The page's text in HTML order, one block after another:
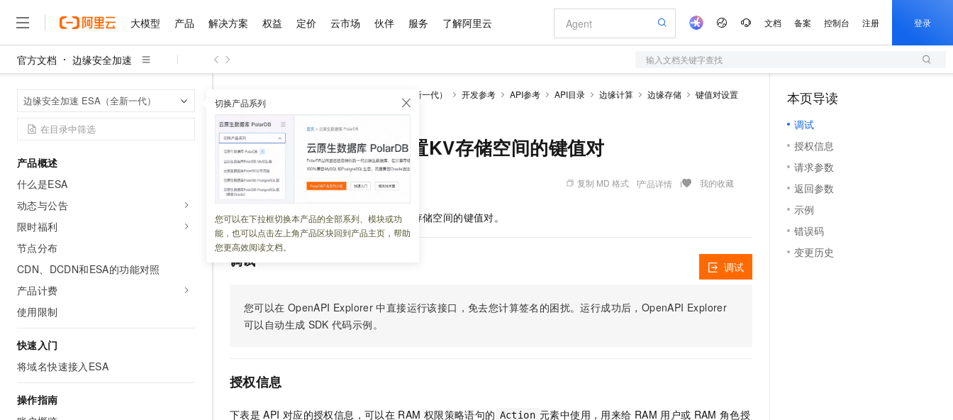
大模型 产品 解决方案 权益 定价 云市场 伙伴 服务 了解阿里云 文档 备案 控制台 注册 登录
官方文档 边缘安全加速 输入文档关键字查找
边缘安全加速 ESA（全新一代） 切换产品系列
您可以在下拉框切换本产品的全部系列、模块或功
能，也可以点击左上角产品区块回到产品主页，帮助
您更高效阅读文档。
产品概述
什么是ESA
动态与公告
限时福利
节点分布
CDN、DCDN和ESA的功能对照
产品计费
使用限制
快速入门
将域名快速接入ESA
操作指南
边缘安全加速 ESA（全新一代） 开发参考 API参考 API目录 边缘计算 边缘存储
键值对设置
BatchPutKv - 批量设置KV存储空间的键值对
BatchPutKv - 批量设置KV存储空间的键值对
更新时间：2026-07-27 16:50:33 复制 MD 格式 产品详情 我的收藏
根据指定的键名列表来批量设置指定 KV 存储空间的键值对。
调试
您可以在 OpenAPI Explorer 中直接运行该接口，免去您计算签名的困扰。运行成功后，OpenAPI Explorer
可以自动生成 SDK 代码示例。
调试
授权信息
下表是 API 对应的授权信息，可以在 RAM 权限策略语句的 Action 元素中使用，用来给 RAM 用户或 RAM 角色授
本页导读
调试
授权信息
请求参数
返回参数
示例
错误码
变更历史
大模型
大模型服务平台百炼
大模型
文本生成
Qwen3.8-Max HOT
智能体时代全能旗舰模型
Qwen3.7-Plus
Qwen3-VL-Plus
视觉 Coding、空间感知、多模态思考等全面升级
Kimi-K3 NEW
Kimi 最新旗舰模型，长程编程与推理利器
GLM-5.2
图片和视频生成
Wan2.7-T2V
语音识别与合成
Qwen3-TTS-Flash
大模型服务
千问AI平台-Token Plan NEW 大模型服务平台百炼-应用模版 Qoder HOT
产品
精选产品
人工智能与机器学习
容器
存储
网络与CDN
中间件
数据库
精选产品
大模型服务平台百炼
大模型服务与应用平台
千问大模型
多元化、高性能、安全可靠的大模型服务
无影云电脑
随时随地安全接入的云上超级电脑
云解析DNS
面向分析的企业级SaaS模式云数据仓库
域名与网站
对象存储 OSS
一站式AI开发、训练和推理服务
Qoder CN
提供一站式管理容器应用的 K8s 服务
云数据库 RDS
100%兼容MySQL、PostgreSQL，兼容Oracle，支持集中和分布式
云原生的云上边界网络安全防护产品
轻量应用服务器
数字证书管理服务（原SSL证书）
实现全站HTTPS，呈现可信的WEB访问
短信服务
大数据开发治理平台 DataWorks
解决方案
精选解决方案
AI
大数据
现代化应用
可观测
企业出海
精选解决方案
千问办公，解锁你的工作新方式
企业级Agent产品，直接交付可用成果
Agency Agents：拥有专属领域专家
多领域专家智能体,一键组建 AI 虚拟交付团队
HappyHorse 打造一站式影视创作平台
快速拥有专属 OpenClaw
睿译宝，AI翻译排版一步到位
GLM-5.2：长任务时代开源旗舰模型
自主进化，持久记忆，越用越聪明
Claude Code + GStack 打造工程团队
即刻拥有 DeepSeek-V4-Pro
以可视化方式快速构建移动和 PC 门户网站
一句话生成原生可编辑精美 PPT 文稿
输入一句话想法, 轻松生成专业的 PPT
一键部署幻兽帕鲁游戏服务器
一键购买专属联机服务器，轻松开启游戏
漫剧工坊：一站式动画创作平台
快速生产连贯的高质量长漫剧
10 分钟搭建微信、支付宝小程序
高效部署网站，快速应用到小程序
权益 普惠上云
普惠上云 官方力荐
云服务器38元/年起，超值低价云产品抢先购
官方推荐返现计划
推荐新用户得奖励，单订单最高返9万
云工开物
高校专属算力普惠，学生认证享300元代金券
免费试用
最高领取价值200元试用点，立即开启云上创新
AI 产品 免费试用
140+云产品 免费试用
产品新客免费试用，最长12个月
大模型ACA认证体验
AI 特惠
智启 AI 普惠权益
阿里云 OPC 创新助力计划
至高百万元 Token 补贴，加速一人公司成长
Qwen3.8-Max 首发尝鲜，限时加量 10 倍，夜间低至2折
千问办公，限时限量积分加倍
送.CN域名，送备案服务码
AI 场景体验
AI 电商营销
0 代码专业建站，无忧落地极速上线
AI助力短剧漫剧创作，剧本、分镜、视频高效生成
AI 活动
AI 生产力先锋
先锋实践拓展 AI 生产力的边界
飞天发布时刻
所见，即是所愿
AI 实训营
从基础到进阶，Agent 创客手把手教你
创新加速
定价 产品定价
了解云产品的定价详情
云上成本管理
管理和优化成本
价格计算器
自助选配和估算价格
价格优势
推动算力普惠，释放技术红利
配置报价器
一站式生成采购清单，支持单品或批量购买
阿里云 OPC 创新助力计划
Token 补贴，五大权
益加速 OPC 成功
云市场 精选商城
网站建设
多端小程序
Salesforce 国际版订阅
友盟天域
观测云
Tuya 物联网平台阿里云版
蓝凌 OA
数据与 API
数据集
身份实名认证
短信
OCR 文字识别
发票查验
OA 办公系统
基础软件
宝塔 Linux
CentOS
Docker
Ubuntu
专业服务
公司注册
上云迁移
代维服务
伙伴 成为销售伙伴
分销伙伴
咨询伙伴
销售伙伴合作计划
Salesforce On Alibaba Cloud
Consulting Partner 合作计划
AI 大模型销售与服务生态合作计划
成为产品伙伴
产品生态集成认证中心
产品生态伙伴工作台
产品伙伴合作计划
云存储合作计划
数据库合作计划
服务伙伴合作计划
Al MaaS 服务伙伴赋能合作
伙伴信用分合作计划
更多支持
合作伙伴培训与认证
查询合作伙伴
登录合作伙伴管理后台
服务 售前咨询
在线服务
售后服务
自助服务
工单服务
短信专区
企业增值服务
企业支持计划
企业增值服务台
服务实践
阿里云认证
全部认证
训练营
开发者社区
镜像站
我要反馈
我要建议
了解阿里云 为什么选择阿里云
什么是云计算
技术领先
稳定可靠
安全合规
分析师报告
研究报告与白皮书
AI 算法大赛
云开发大赛
最佳实践
云上春晚
云栖战略参考
云上的中国
看见新力量
金融模力时刻
市场活动
云栖大会
活动全景
加入我们
校园招聘